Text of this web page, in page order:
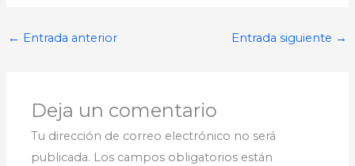
← Entrada anterior Entrada siguiente →
Deja un comentario
Tu dirección de correo electrónico no será
publicada. Los campos obligatorios están